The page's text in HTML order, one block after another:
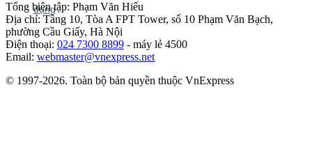
Tổng biên tập: Phạm Văn Hiếu
Địa chỉ: Tầng 10, Tòa A FPT Tower, số 10 Phạm Văn Bạch,
phường Cầu Giấy, Hà Nội
Điện thoại: 024 7300 8899 - máy lẻ 4500
Email: webmaster@vnexpress.net
© 1997-2026. Toàn bộ bản quyền thuộc VnExpress